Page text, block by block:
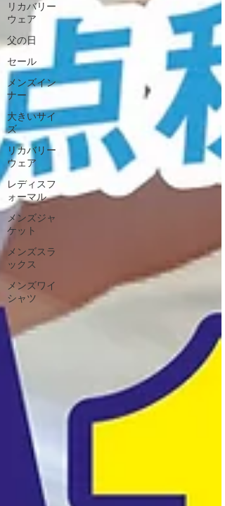
リカバリー
ウェア
父の日
セール
メンズイン
ナー
大きいサイ
ズ
リカバリー
ウェア
レディスフ
ォーマル
メンズジャ
ケット
メンズスラ
ックス
メンズワイ
シャツ